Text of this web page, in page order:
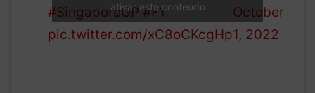
#SingaporeGP #F1
pic.twitter.com/xC8oCKcgHp
October
1, 2022
ativar este conteúdo